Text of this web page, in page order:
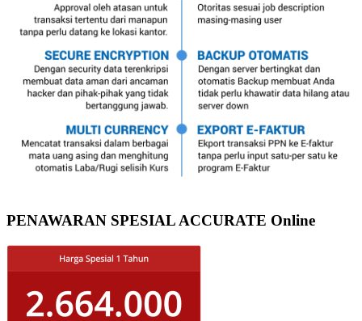
PENAWARAN SPESIAL ACCURATE Online